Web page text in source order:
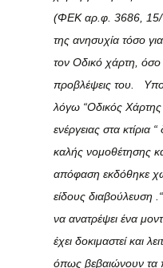
(ΦΕΚ αρ.φ. 3686, 15/
της ανησυχία τόσο
τον Οδικό χάρτη, όσο
προβλέψεις του.
λόγω “Οδικός Χάρτης
ενέργειας στα κτίρια
καλής νομοθέτησης
απόφαση εκδόθηκε
είδους διαβούλευση
να ανατρέψει ένα
έχει δοκιμαστεί και
όπως βεβαιώνουν τα